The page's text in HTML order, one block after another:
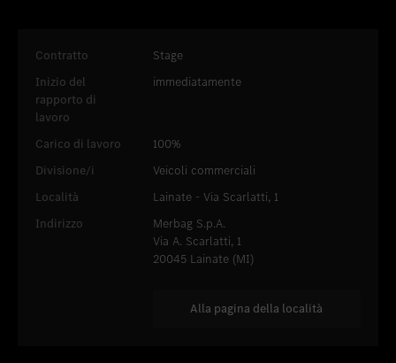
Contratto
Stage
Inizio del
rapporto di
lavoro
immediatamente
Carico di lavoro
100%
Divisione/i
Veicoli commerciali
Località
Lainate - Via Scarlatti, 1
Indirizzo
Merbag S.p.A.
Via A. Scarlatti, 1
20045 Lainate (MI)
Alla pagina della località